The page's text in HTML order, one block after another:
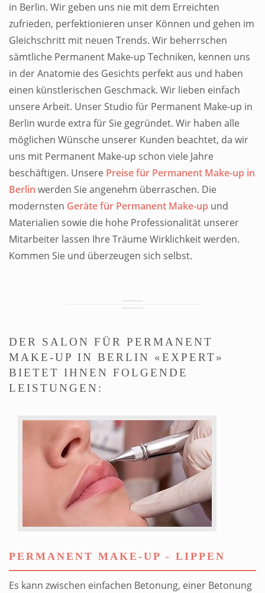
in Berlin. Wir geben uns nie mit dem Erreichten
zufrieden, perfektionieren unser Können und gehen im
Gleichschritt mit neuen Trends. Wir beherrschen
sämtliche Permanent Make-up Techniken, kennen uns
in der Anatomie des Gesichts perfekt aus und haben
einen künstlerischen Geschmack. Wir lieben einfach
unsere Arbeit. Unser Studio für Permanent Make-up in
Berlin wurde extra für Sie gegründet. Wir haben alle
möglichen Wünsche unserer Kunden beachtet, da wir
uns mit Permanent Make-up schon viele Jahre
beschäftigen. Unsere Preise für Permanent Make-up in
Berlin werden Sie angenehm überraschen. Die
modernsten Geräte für Permanent Make-up und
Materialien sowie die hohe Professionalität unserer
Mitarbeiter lassen Ihre Träume Wirklichkeit werden.
Kommen Sie und überzeugen sich selbst.
DER SALON FÜR PERMANENT
MAKE-UP IN BERLIN «EXPERT»
BIETET IHNEN FOLGENDE
LEISTUNGEN:
PERMANENT MAKE-UP - LIPPEN
Es kann zwischen einfachen Betonung, einer Betonung